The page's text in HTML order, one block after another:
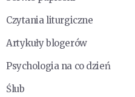
Czytania liturgiczne
Artykuły blogerów
Psychologia na co dzień
Ślub